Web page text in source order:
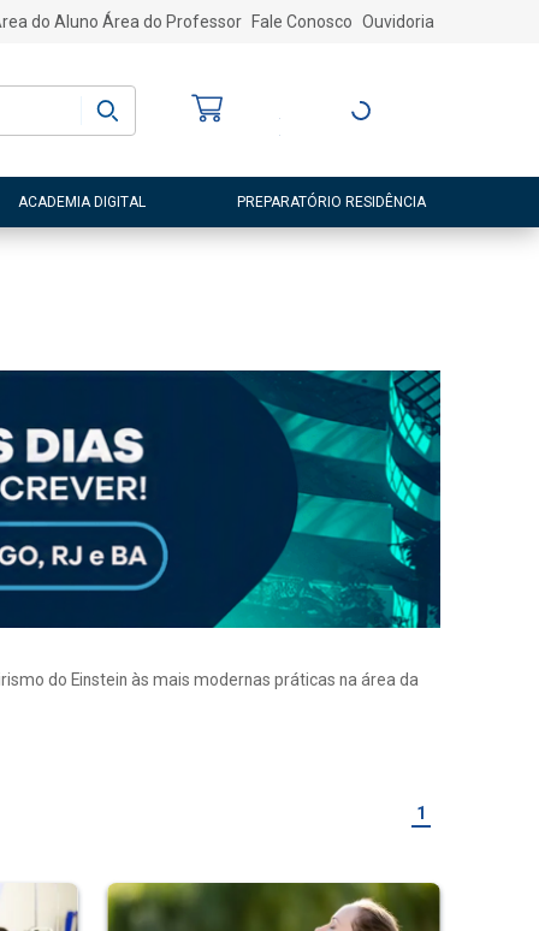
do Aluno Área do Professor Fale Conosco Ouvidoria
Entre ou Cadastre-
ACADEMIA DIGITAL PREPARATÓRIO RESIDÊNCIA
do Einstein às mais modernas práticas na área da
1